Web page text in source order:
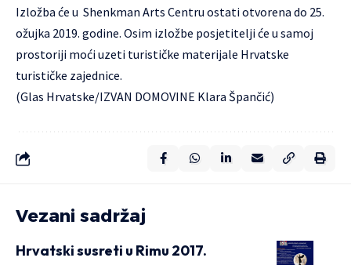
Izložba će u Shenkman Arts Centru ostati otvorena do 25.
ožujka 2019. godine. Osim izložbe posjetitelji će u samoj
prostoriji moći uzeti turističke materijale Hrvatske
turističke zajednice.
(Glas Hrvatske/IZVAN DOMOVINE Klara Špančić)
Vezani sadržaj
Hrvatski susreti u Rimu 2017.